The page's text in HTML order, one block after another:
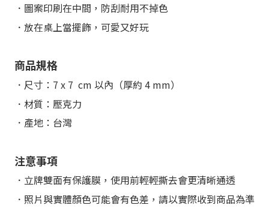
．圖案印刷在中間，防刮耐用不掉色
．放在桌上當擺飾，可愛又好玩
商品規格
．尺寸：7 x 7 cm 以內（厚約 4 mm）
．材質：壓克力
．產地：台灣
注意事項
．立牌雙面有保護膜，使用前輕輕撕去會更清晰通透
．照片與實體顏色可能會有色差，請以實際收到商品為準